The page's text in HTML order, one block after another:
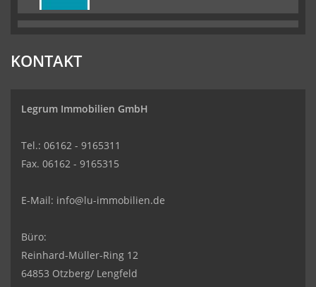
KONTAKT
Legrum Immobilien GmbH
Tel.: 06162 - 9165311
Fax. 06162 - 9165315
E-Mail: info@lu-immobilien.de
Büro:
Reinhard-Müller-Ring 12
64853 Otzberg/ Lengfeld